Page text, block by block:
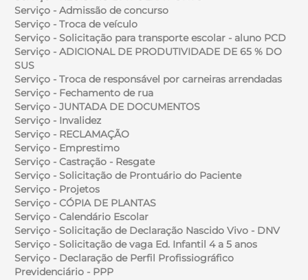
Serviço - Admissão de concurso
Serviço - Troca de veículo
Serviço - Solicitação para transporte escolar - aluno PCD
Serviço - ADICIONAL DE PRODUTIVIDADE DE 65 % DO
SUS
Serviço - Troca de responsável por carneiras arrendadas
Serviço - Fechamento de rua
Serviço - JUNTADA DE DOCUMENTOS
Serviço - Invalidez
Serviço - RECLAMAÇÃO
Serviço - Emprestimo
Serviço - Castração - Resgate
Serviço - Solicitação de Prontuário do Paciente
Serviço - Projetos
Serviço - CÓPIA DE PLANTAS
Serviço - Calendário Escolar
Serviço - Solicitação de Declaração Nascido Vivo - DNV
Serviço - Solicitação de vaga Ed. Infantil 4 a 5 anos
Serviço - Declaração de Perfil Profissiográfico
Previdenciário - PPP